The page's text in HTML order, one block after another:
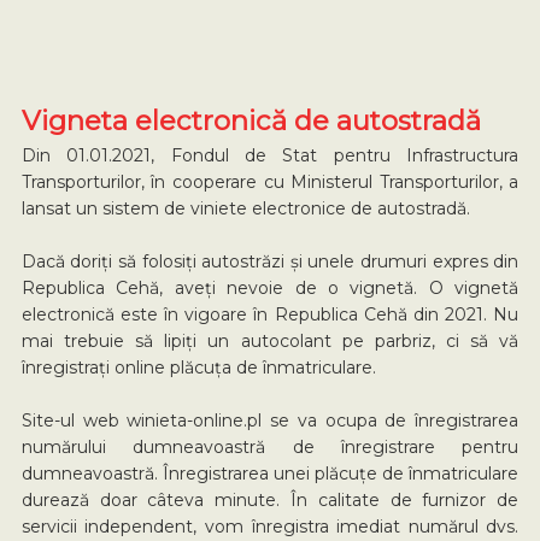
Vigneta electronică de autostradă
Din 01.01.2021, Fondul de Stat pentru Infrastructura
Transporturilor, în cooperare cu Ministerul Transporturilor, a
lansat un sistem de viniete electronice de autostradă.
Dacă doriți să folosiți autostrăzi și unele drumuri expres din
Republica Cehă, aveți nevoie de o vignetă. O vignetă
electronică este în vigoare în Republica Cehă din 2021. Nu
mai trebuie să lipiți un autocolant pe parbriz, ci să vă
înregistrați online plăcuța de înmatriculare.
Site-ul web winieta-online.pl se va ocupa de înregistrarea
numărului dumneavoastră de înregistrare pentru
dumneavoastră. Înregistrarea unei plăcuțe de înmatriculare
durează doar câteva minute. În calitate de furnizor de
servicii independent, vom înregistra imediat numărul dvs.